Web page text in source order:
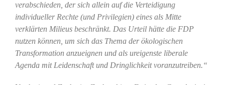
verabschieden, der sich allein auf die Verteidigung
individueller Rechte (und Privilegien) eines als Mitte
verklärten Milieus beschränkt. Das Urteil hätte die FDP
nutzen können, um sich das Thema der ökologischen
Transformation anzueignen und als ureigenste liberale
Agenda mit Leidenschaft und Dringlichkeit voranzutreiben.“